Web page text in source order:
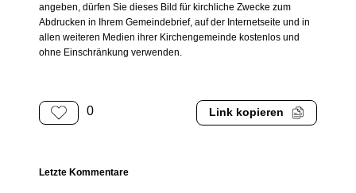
angeben, dürfen Sie dieses Bild für kirchliche Zwecke zum
Abdrucken in Ihrem Gemeindebrief, auf der Internetseite und in
allen weiteren Medien ihrer Kirchengemeinde kostenlos und
ohne Einschränkung verwenden.
0 Link kopieren
Letzte Kommentare